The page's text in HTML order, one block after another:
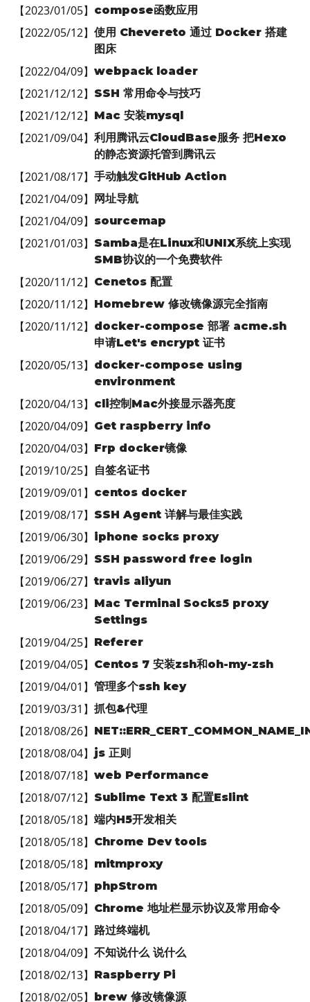
【2023/01/05】 compose函数应用
【2022/05/12】 使用 Chevereto 通过 Docker 搭建
图床
【2022/04/09】 webpack loader
【2021/12/12】 SSH 常用命令与技巧
【2021/12/12】 Mac 安装mysql
【2021/09/04】 利用腾讯云CloudBase服务 把Hexo
的静态资源托管到腾讯云
【2021/08/17】 手动触发GitHub Action
【2021/04/09】 网址导航
【2021/04/09】 sourcemap
【2021/01/03】 Samba是在Linux和UNIX系统上实现
SMB协议的一个免费软件
【2020/11/12】 Cenetos 配置
【2020/11/12】 Homebrew 修改镜像源完全指南
【2020/11/12】 docker-compose 部署 acme.sh
申请Let's encrypt 证书
【2020/05/13】 docker-compose using
environment
【2020/04/13】 cli控制Mac外接显示器亮度
【2020/04/09】 Get raspberry info
【2020/04/03】 Frp docker镜像
【2019/10/25】 自签名证书
【2019/09/01 】 centos docker
【2019/08/17】 SSH Agent 详解与最佳实践
【2019/06/30】 iphone socks proxy
【2019/06/29】 SSH password free login
【2019/06/27】travis aliyun
【2019/06/23】 Mac Terminal Socks5 proxy
Settings
【2019/04/25】 Referer
【2019/04/05】 Centos 7 安装zsh和oh-my-zsh
【2019/04/01 】 管理多个ssh key
【2019/03/31 】 抓包&代理
【2018/08/26】
【2018/08/04】js 正则
【2018/07/18】 web Performance
【2018/07/12】 Sublime Text 3 配置Eslint
【2018/05/18】 端内H5开发相关
【2018/05/18】 Chrome Dev tools
【2018/05/18】 mitmproxy
【2018/05/17】 phpStrom
【2018/05/09】 Chrome 地址栏显示协议及常用命令
【2018/04/17】 路过终端机
【2018/04/09】 不知说什么 说什么
【2018/02/13】 Raspberry Pi
【2018/02/05】 brew 修改镜像源